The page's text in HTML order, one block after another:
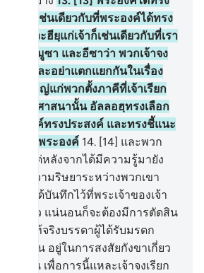
วกเจ้าเช่นเดียวกับที่พระองค์ได้ทรง
ราได้วะฮียฺแก่เจ้าก็เช่นเดียวกับที่เรา
ม และมูซา และอีซาว่า พวกเจ้าจง
มั่นคง และอย่าแตกแยกกันในเรื่อง
เรื่องใหญ่แก่พวกตั้งภาคีที่เจ้าเรียก
ขาไปสู่ศาสนานั้น อัลลอฮฺทรงเลือก
พระองค์ทรงประสงค์ และทรงชี้แนะ
นหน้าสู่พระองค์ 14. [14] และพวก
น เว้นแต่หลังจากได้มีความรู้มายัง
พราะความริษยาระหว่างพวกเขา
ช่ลิขิตได้บันทึกไว้ที่พระเจ้าของเจ้า
ดไว้แล้ว แน่นอนก็จะต้องมีการตัดสิน
และแท้จริงบรรดาผู้ได้รับมรดก
กเขานั้น อยู่ในการสงสัยกังขาเกี่ยว
ดังนั้น เพื่อการนี้แหละเจ้าจงเรียก